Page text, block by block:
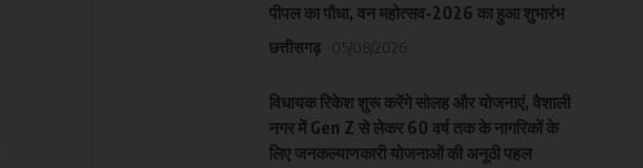
पीपल का पौधा, वन महोत्सव-2026 का हुआ शुभारंभ
छत्तीसगढ़
विधायक रिकेश शुरू करेंगे सोलह और योजनाएं, वैशाली
नगर में Gen Z से लेकर 60 वर्ष तक के नागरिकों के
लिए जनकल्याणकारी योजनाओं की अनूठी पहल